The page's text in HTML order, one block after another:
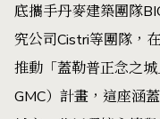
底攜手丹麥建築團隊
究公司Cistri等團隊，
推動「蓋勒普正念之
GMC）計畫，這座涵